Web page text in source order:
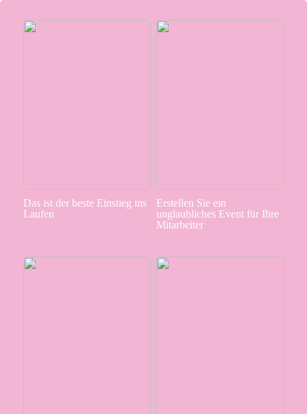
Das ist der beste Einstieg ins
Laufen
Erstellen Sie ein
unglaubliches Event für Ihre
Mitarbeiter